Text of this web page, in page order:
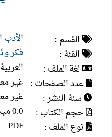
القسم :
الأدب
الفئة :
فكر
لغة الملف :
العربية
عدد الصفحات : غير
سنة النشر :
غير
حجم الكتاب :
0.0 ميجا بايت
نوع الملف :
PDF